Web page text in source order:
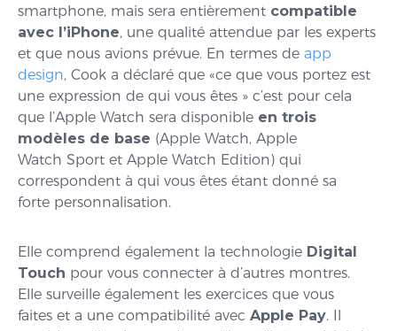
smartphone, mais sera entièrement compatible
avec l’iPhone, une qualité attendue par les experts
et que nous avions prévue. En termes de app
design, Cook a déclaré que «ce que vous portez est
une expression de qui vous êtes » c’est pour cela
que l’Apple Watch sera disponible en trois
modèles de base (Apple Watch, Apple
Watch Sport et Apple Watch Edition) qui
correspondent à qui vous êtes étant donné sa
forte personnalisation.
Elle comprend également la technologie Digital
Touch pour vous connecter à d’autres montres.
Elle surveille également les exercices que vous
faites et a une compatibilité avec Apple Pay. Il